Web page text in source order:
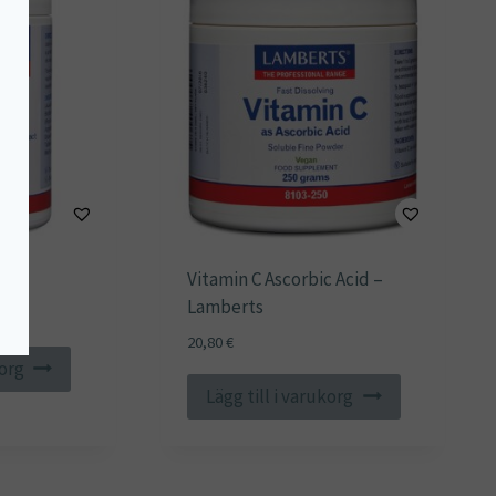
Vitamin C Ascorbic Acid –
Lamberts
20,80€
Lägg till i varukorg